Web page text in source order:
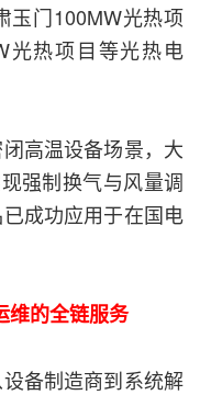
玉门100MW光热项
光热项目等光热电
高温设备场景，大
强制换气与风量调
成功应用于在国电
维的全链服务
备制造商到系统解